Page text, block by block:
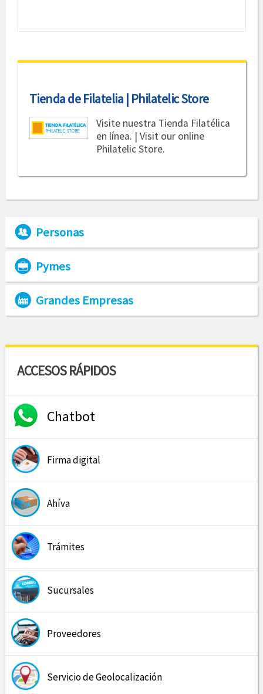
Tienda de Filatelia | Philatelic Store
Visite nuestra Tienda Filatélica
en línea. | Visit our online
Philatelic Store.
Personas
Pymes
Grandes Empresas
ACCESOS RÁPIDOS
Chatbot
Firma digital
Ahíva
Trámites
Sucursales
Proveedores
Servicio de Geolocalización